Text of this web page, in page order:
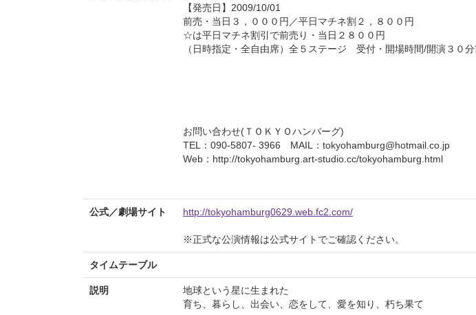
【発売日】2009/10/01
前売・当日３，０００円／平日マチネ割２，８００円
☆は平日マチネ割引で前売り・当日２８００円
（日時指定・全自由席）全５ステージ 受付・開場時間/開演３０
お問い合わせ(ＴＯＫＹＯハンバーグ)
TEL：090-5807- 3966 MAIL：tokyohamburg@hotmail.co.jp
Web：http://tokyohamburg.art-studio.cc/tokyohamburg.html
公式／劇場サイト http://tokyohamburg0629.web.fc2.com/
※正式な公演情報は公式サイトでご確認ください。
タイムテーブル
説明
地球という星に生まれた
育ち、暮らし、出会い、恋をして、愛を知り、朽ち果て